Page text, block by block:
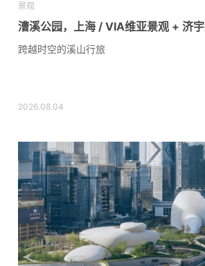
景观
漕溪公园，上海 / VIA维亚景观 + 济
跨越时空的溪山行旅
2026.08.04